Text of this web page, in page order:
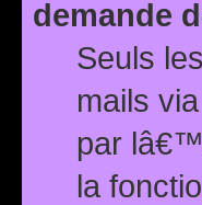
demande
Seuls
mails
par
la